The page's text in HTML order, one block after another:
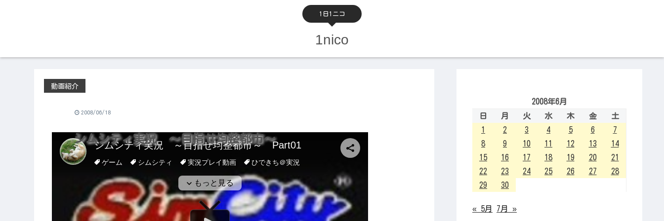
1日1ニコ
1nico
シムシティ実況 ～目指せ均整都市～
動画紹介
2008/06/18
2008年6月
日
月 火 水 木 金
土
1
2 3 4 5 6
7
8
9 10 11 12 13
14
15
16 17 18 19 20
21
22
23 24 25 26 27
28
29
30
« 5月 7月 »